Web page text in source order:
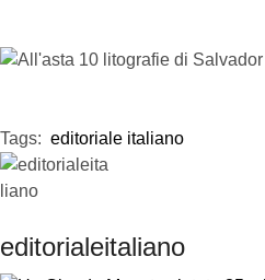
Tags: editoriale italiano
editorialeitaliano